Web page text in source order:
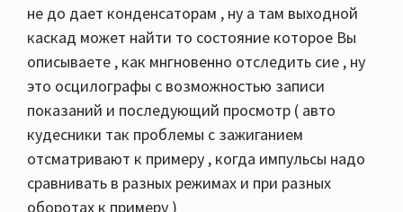
не до дает конденсаторам , ну а там выходной
каскад может найти то состояние которое Вы
описываете , как мнгновенно отследить сие , ну
это осцилографы с возможностью записи
показаний и последующий просмотр ( авто
кудесники так проблемы с зажиганием
отсматривают к примеру , когда импульсы надо
сравнивать в разных режимах и при разных
оборотах к примеру )